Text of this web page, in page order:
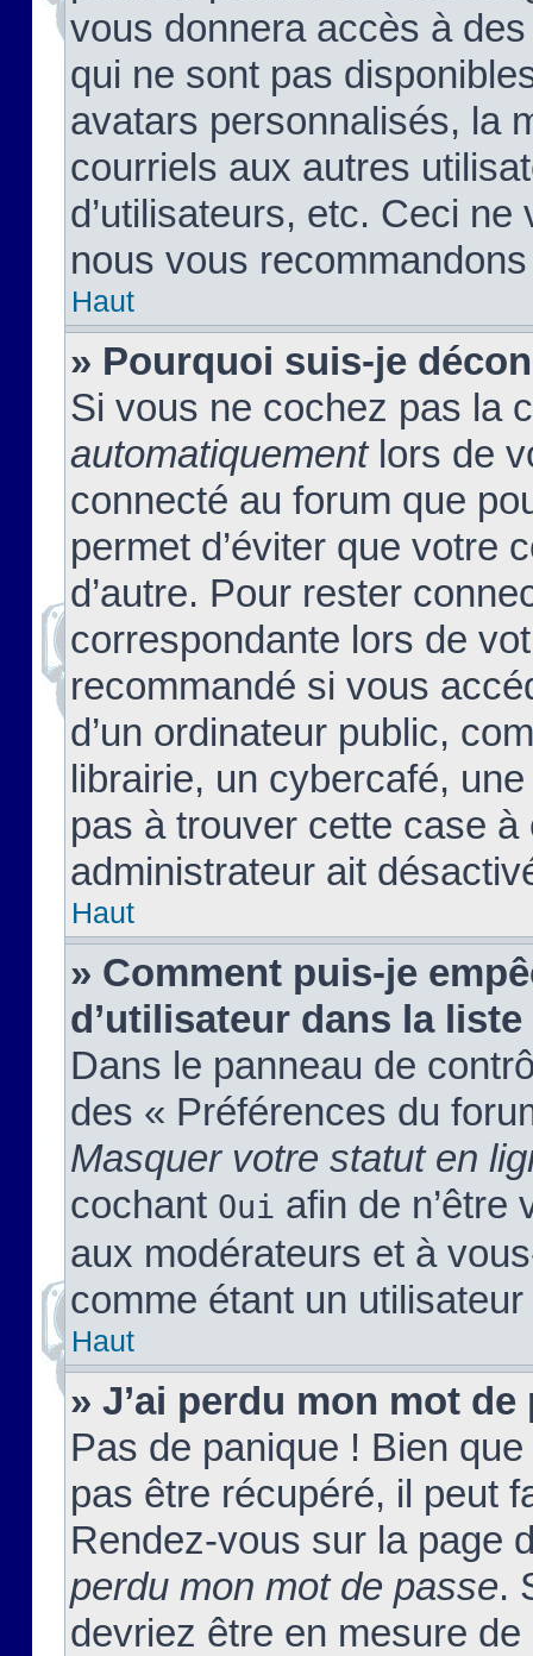
vous donnera accès à
qui ne sont pas
avatars personnalisés, la
courriels aux autres
d’utilisateurs, etc. Ceci
nous vous
Haut
» Pourquoi suis-je
Si vous ne cochez pas la
automatiquementlors de
connecté au forum que
permet d’éviter que votre
d’autre. Pour rester
correspondante lors de
recommandé si vous
d’un ordinateur public,
librairie, un cybercafé,
pas à trouver cette case à
administrateur ait
Haut
» Comment puis-je
d’utilisateur dans la
Dans le panneau de
des « Préférences du
Masquer votre statut en
cochant Oui afin de n’être
aux modérateurs et à
comme étant un
Haut
» J’ai perdu mon mot de
Pas de panique ! Bien
pas être récupéré, il peut
Rendez-vous sur la page
perdu mon mot de passe.
devriez être en mesure